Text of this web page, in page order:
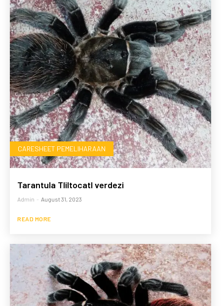
CARESHEET PEMELIHARAAN
Tarantula Tliltocatl verdezi
Admin - August 31, 2023
READ MORE